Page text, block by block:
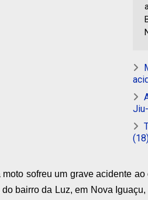
moto sofreu um grave acidente
bairro da Luz, em Nova